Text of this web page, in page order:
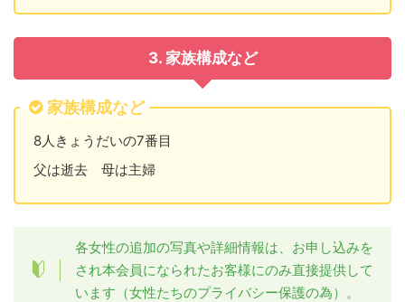
3. 家族構成など
家族構成など
8人きょうだいの7番目
父は逝去 母は主婦
各女性の追加の写真や詳細情報は、お申し込みを
され本会員になられたお客様にのみ直接提供して
います（女性たちのプライバシー保護の為）。